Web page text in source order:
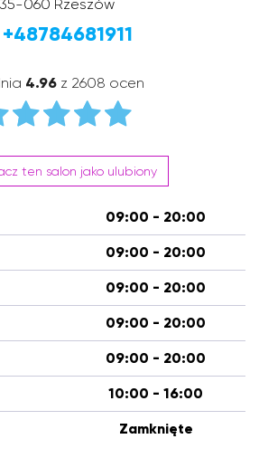
35-060 Rzeszów
+48784681911
4.96 z 2608 ocen
ten salon jako ulubiony
09:00 - 20:00
09:00 - 20:00
09:00 - 20:00
09:00 - 20:00
09:00 - 20:00
10:00 - 16:00
Zamknięte